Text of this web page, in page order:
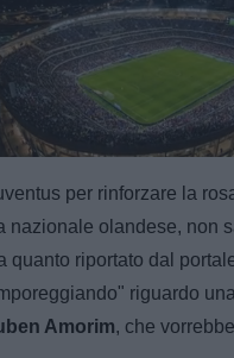
Unmute
100.00%
per rinforzare la
nazionale olandese, non
quanto riportato dal
riguardo
Amorim, che